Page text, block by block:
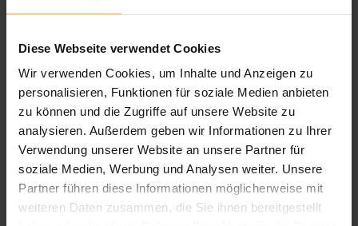
Diese Webseite verwendet Cookies
Wir verwenden Cookies, um Inhalte und Anzeigen zu
personalisieren, Funktionen für soziale Medien anbieten
zu können und die Zugriffe auf unsere Website zu
analysieren. Außerdem geben wir Informationen zu Ihrer
Verwendung unserer Website an unsere Partner für
soziale Medien, Werbung und Analysen weiter. Unsere
Partner führen diese Informationen möglicherweise mit
weiteren Daten zusammen, die Sie ihnen bereitgestellt
(Reiheneinbau- und Unterputz-Aktoren)
Produktdetails
Durch eine individuelle
Automation nach Tageszeit, Sonnenstand und
Wetterlage immer das perfekte Wohlfühlklima
genießen.
Mehr SicherheitDank cleverer
Anwesenheitssimulation und Vermeidung von